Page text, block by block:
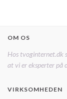
OM OS
Hos tvoginternet.dk
at vi er eksperter på
VIRKSOMHEDEN